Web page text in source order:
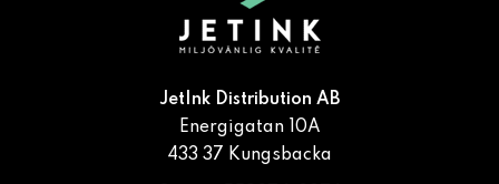
JetInk Distribution AB
Energigatan 10A
433 37 Kungsbacka